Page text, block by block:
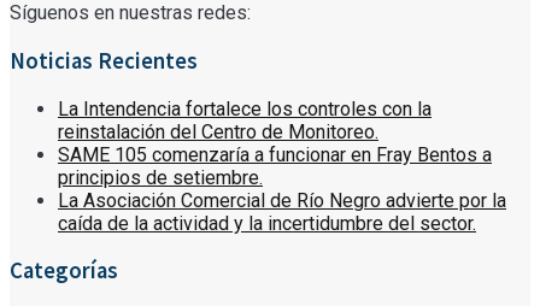
Síguenos en nuestras redes:
Noticias Recientes
La Intendencia fortalece los controles con la
reinstalación del Centro de Monitoreo.
SAME 105 comenzaría a funcionar en Fray Bentos a
principios de setiembre.
La Asociación Comercial de Río Negro advierte por la
caída de la actividad y la incertidumbre del sector.
Categorías